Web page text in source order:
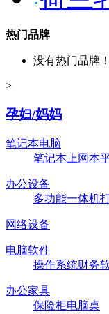
热门品牌
没有热门品牌！
>
孕妇/妈妈
笔记本电脑
笔记本 上网本
办公设备
多功能一体机
网络设备
电脑软件
操作系统财务
办公家具
保险柜电脑桌